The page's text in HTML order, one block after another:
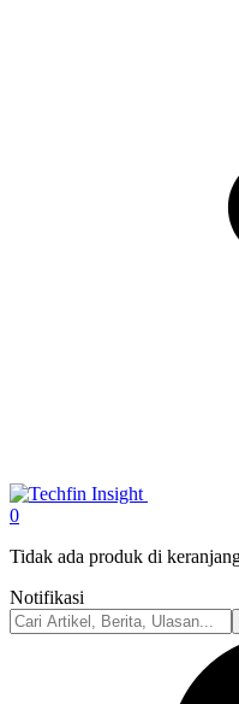
0
Tidak ada produk di
Notifikasi